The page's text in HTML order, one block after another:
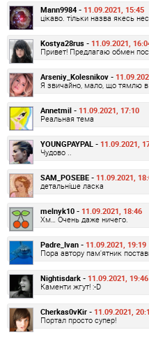
Mann9984 - 11.09.2021, 15:45
цікаво. тільки назва якесь
Kostya28rus - 11.09.2021,
Привет! Предлагаю обмен
Arseniy_Kolesnikov -
Я звичайно, мало, що тямлю в
Annetmil - 11.09.2021, 17:10
Реальная тема
YOUNGPAYPAL - 11.09.2021,
Чудово ..
SAM_POSEBE - 11.09.2021,
детальніше ласка
melnyk10 - 11.09.2021, 18:46
Хм… Очень даже ничего.
Padre_Ivan - 11.09.2021, 19:19
Пора автору пам'ятник
Nightisdark - 11.09.2021, 19:46
Каменти жгут! :-D
Cherkas0vKir - 11.09.2021,
Портал просто супер!